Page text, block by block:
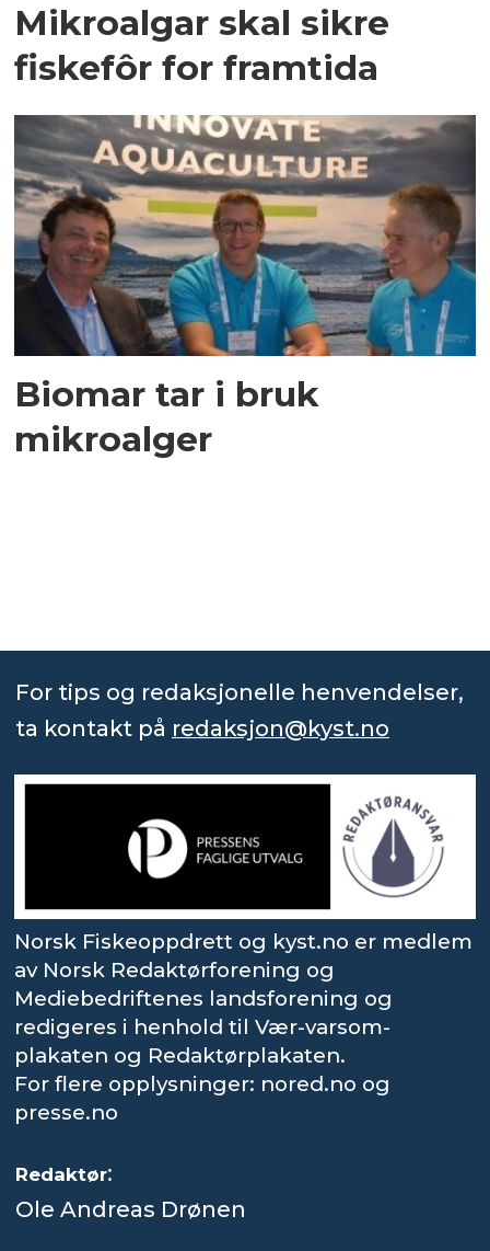
Mikroalgar skal sikre
fiskefôr for framtida
Biomar tar i bruk
mikroalger
For tips og redaksjonelle henvendelser,
ta kontakt på redaksjon@kyst.no
Norsk Fiskeoppdrett og kyst.no er medlem
av Norsk Redaktørforening og
Mediebedriftenes landsforening og
redigeres i henhold til Vær-varsom-
plakaten og Redaktørplakaten.
For flere opplysninger: nored.no og
presse.no
Redaktør:
Ole Andreas Drønen